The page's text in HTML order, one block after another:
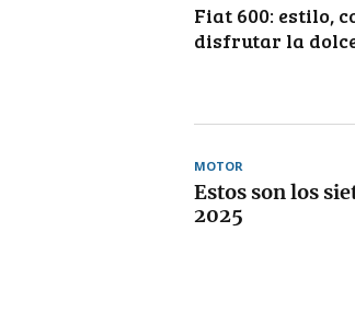
Fiat 600: estilo,
disfrutar la
MOTOR
Estos son los
2025